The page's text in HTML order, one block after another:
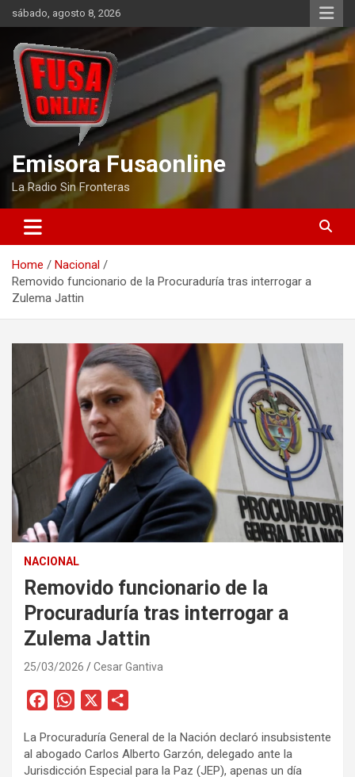
Skip
to
content
sábado, agosto 8, 2026
Emisora Fusaonline
La Radio Sin Fronteras
Home
Nacional
Removido funcionario de la Procuraduría tras interrogar a
Zulema Jattin
NACIONAL
Removido funcionario de la
Procuraduría tras interrogar a
Zulema Jattin
25/03/2026 Cesar Gantiva
c
e
W
a
t
m
p
La Procuraduría General de la Nación declaró insubsistente
al abogado Carlos Alberto Garzón, delegado ante la
Jurisdicción Especial para la Paz (JEP), apenas un día